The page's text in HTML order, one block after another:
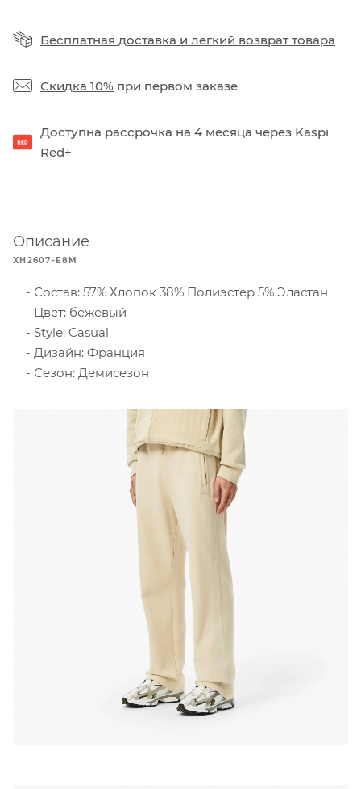
Бесплатная доставка и легкий возврат товара
Скидка 10% при первом заказе
Доступна рассрочка на 4 месяца через Kaspi
Red+
Описание
XH2607-E8M
Состав: 57% Хлопок 38% Полиэстер 5% Эластан
Цвет: бежевый
Style: Casual
Дизайн: Франция
Сезон: Демисезон